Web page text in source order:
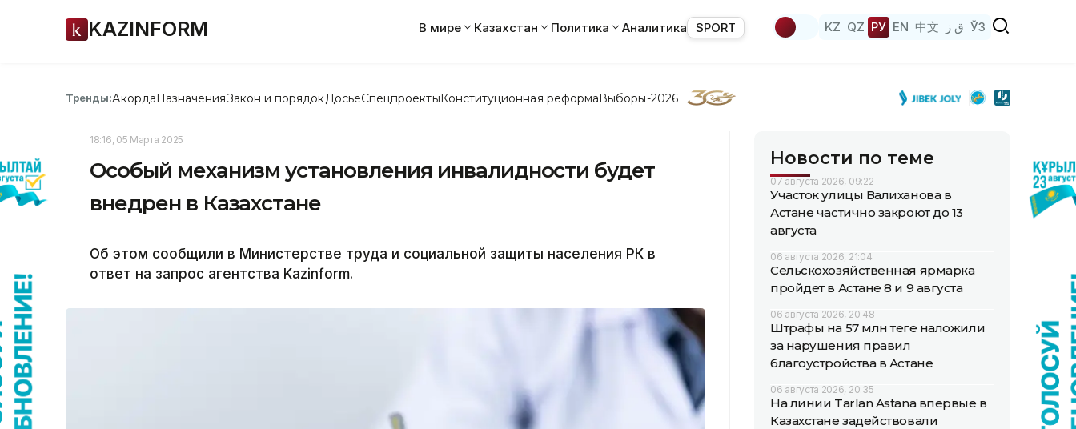
KAZINFORM В мире Казахстан Политика Аналитика SPORT KZ QZ РУ EN 中文 ق ز ЎЗ
Тренды:АкордаНазначенияЗакон и порядок ДосьеСпецпроектыКонституционная реформаВыборы-2026
18:16, 05 Марта 2025
Особый механизм установления инвалидности будет
внедрен в Казахстане
Об этом сообщили в Министерстве труда и социальной защиты населения РК в
ответ на запрос агентства Kazinform.
Новости по теме
07 августа 2026, 09:22
Участок улицы Валиханова в
Астане частично закроют до 13
августа
06 августа 2026, 21:04
Сельскохозяйственная ярмарка
пройдет в Астане 8 и 9 августа
06 августа 2026, 20:48
Штрафы на 57 млн теңге наложили
за нарушения правил
благоустройства в Астане
06 августа 2026, 20:35
На линии Tarlan Astana впервые в
Казахстане задействовали